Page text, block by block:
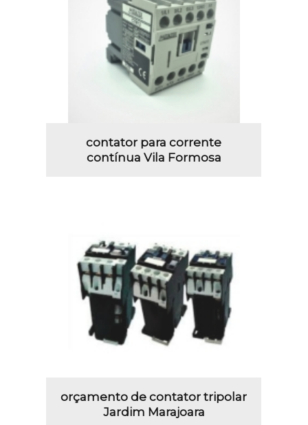
contator para corrente
contínua Vila Formosa
orçamento de contator tripolar
Jardim Marajoara